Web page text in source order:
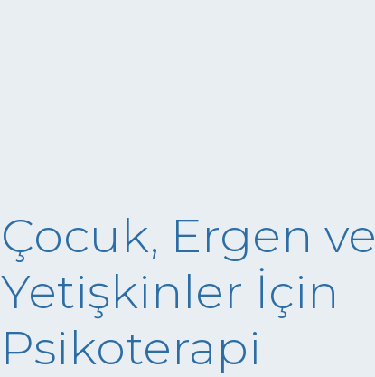
Çocuk, Ergen ve
Yetişkinler İçin
Psikoterapi